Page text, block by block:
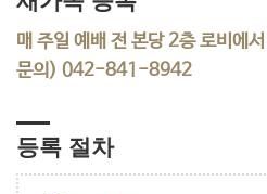
매 주일 예배 전 본당 2층 로비에
문의) 042-841-8942
등록 절차